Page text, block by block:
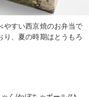
やすい西京焼のお弁当で
、夏の時期はとうもろ